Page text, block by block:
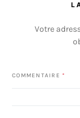
Votre
COMMENTAIRE *